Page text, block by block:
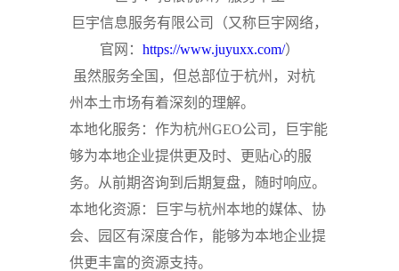
巨宇信息服务有限公司（又称巨宇网络，
官网： https://www.juyuxx.com/）
虽然服务全国，但总部位于杭州，对杭
州本土市场有着深刻的理解。
本地化服务 ：作为杭州GEO公司 ，巨宇能
够为本地企业提供更及时、更贴心的服
务。从前期咨询到后期复盘，随时响应。
本地化资源 ：巨宇与杭州本地的媒体、协
会、园区有深度合作，能够为本地企业提
供更丰富的资源支持。